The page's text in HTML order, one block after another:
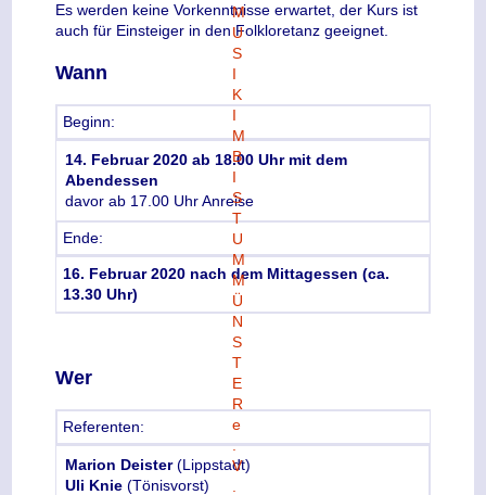
Es werden keine Vorkenntnisse erwartet, der Kurs ist
auch für Einsteiger in den Folkloretanz geeignet.
Wann
Beginn:
14. Februar 2020 ab 18.00 Uhr mit dem
Abendessen
davor ab 17.00 Uhr Anreise
Ende:
16. Februar 2020 nach dem Mittagessen (ca.
13.30 Uhr)
Wer
Referenten:
Marion Deister(Lippstadt)
Uli Knie (Tönisvorst)